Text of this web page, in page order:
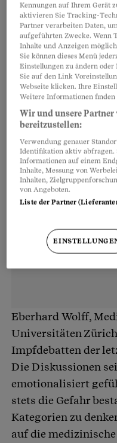
übrigen
gemäss Patrick
Gesundheit auf
mussten täglich drei
ins Spital, bis zu
die steigenden
Hospitalisierungs-
auswirken werden,
Eberhard Wolff,
Universitäten
Impfdebatten der
Die Diskussionen
emotionalisiert
stets die Gefahr
Kategorien zu
auf die
Kennungen auf Ihrem Gerät
aktivieren Sie Tracking-
Partner verarbeiten Daten,
aufgeführten Zwecke. Wenn
Inhalte und Anzeigen
Sie können dieses Menü
Einstellungen zu ändern
Sie auf den Link
Webseite klicken. Ihre
Weitere Informationen
Wir und unsere Partner
bereitzustellen:
Verwendung genauer
Identifikation aktiv abfragen.
Informationen auf einem
Inhalte, Messung von
Inhalten,
von Angeboten.
Liste der Partner